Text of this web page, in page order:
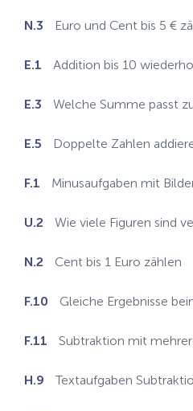
N.3 Euro und Cent bis 5 €
E.1 Addition bis 10
E.3 Welche Summe passt
E.5 Doppelte Zahlen
F.1 Minusaufgaben mit
U.2 Wie viele Figuren sind
N.2 Cent bis 1 Euro zählen
F.10 Gleiche Ergebnisse
F.11 Subtraktion mit
H.9 Textaufgaben